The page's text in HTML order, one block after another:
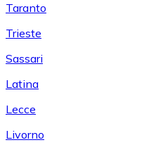
Taranto
Trieste
Sassari
Latina
Lecce
Livorno